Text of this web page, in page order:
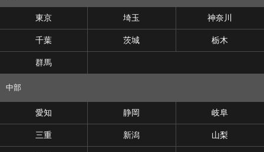
東京 埼玉 神奈川
千葉 茨城 栃木
群馬
中部
愛知 静岡 岐阜
三重 新潟 山梨